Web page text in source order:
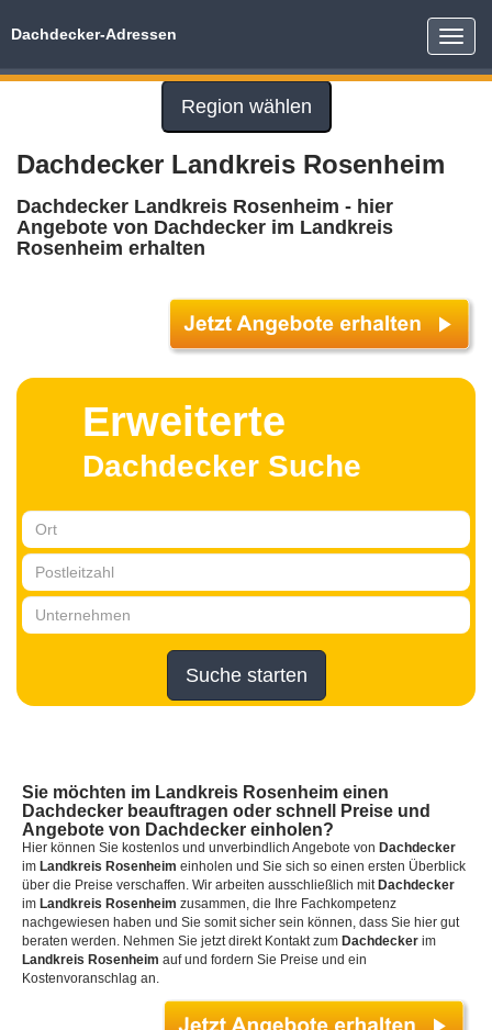
Toggle
Dachdecker-Adressen
Region wählen
Dachdecker Landkreis Rosenheim
Dachdecker Landkreis Rosenheim - hier
Angebote von Dachdecker im Landkreis
Rosenheim erhalten
Erweiterte
Dachdecker Suche
Suche starten
Sie möchten im Landkreis Rosenheim einen
Dachdecker beauftragen oder schnell Preise und
Angebote von Dachdecker einholen?
Hier können Sie kostenlos und unverbindlich Angebote von Dachdecker
im Landkreis Rosenheim einholen und Sie sich so einen ersten Überblick
über die Preise verschaffen. Wir arbeiten ausschließlich mit Dachdecker
im Landkreis Rosenheim zusammen, die Ihre Fachkompetenz
nachgewiesen haben und Sie somit sicher sein können, dass Sie hier gut
beraten werden. Nehmen Sie jetzt direkt Kontakt zum Dachdecker im
Landkreis Rosenheim auf und fordern Sie Preise und ein
Kostenvoranschlag an.